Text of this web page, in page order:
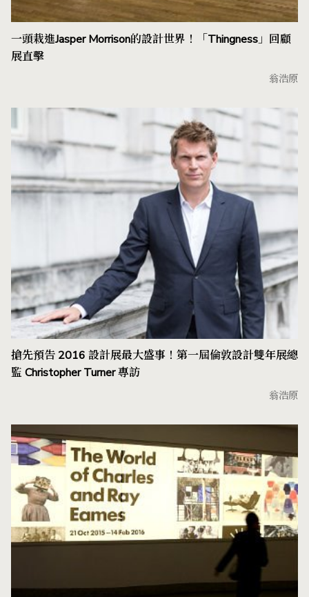
一頭栽進Jasper Morrison的設計世界！「Thingness」回顧
展直擊
翁浩原
搶先預告 2016 設計展最大盛事！第一屆倫敦設計雙年展總
監 Christopher Turner 專訪
翁浩原